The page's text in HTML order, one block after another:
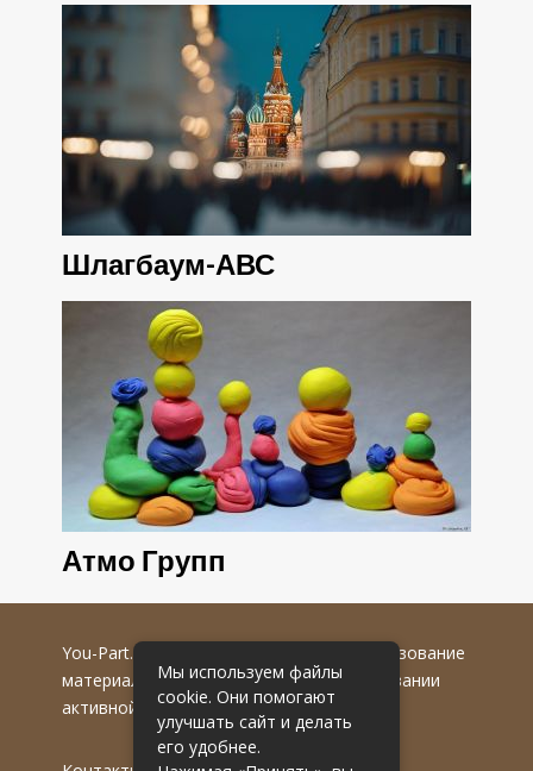
Шлагбаум-АВС
Атмо Групп
You-Part.ru
© 2016-2022 гг. Любое использование
материалов допускается только при указании
активной гиперссылки на первоисточник.
Мы используем файлы
cookie. Они помогают
улучшать сайт и делать
его удобнее.